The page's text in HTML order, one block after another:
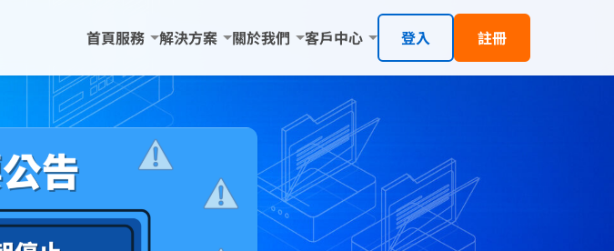
首頁服務 解決方案 關於我們 客戶中心 登入 註冊